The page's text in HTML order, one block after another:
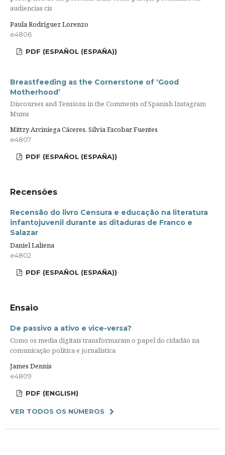
audiencias cis
Paula Rodríguez Lorenzo
e4806
PDF (ESPAÑOL (ESPAÑA))
Breastfeeding as the Cornerstone of ‘Good
Motherhood’
Discourses and Tensions in the Comments of Spanish Instagram
Mums
Mittzy Arciniega Cáceres, Silvia Escobar Fuentes
e4807
PDF (ESPAÑOL (ESPAÑA))
Recensões
Recensão do livro Censura e educação na literatura
infantojuvenil durante as ditaduras de Franco e
Salazar
Daniel Laliena
e4802
PDF (ESPAÑOL (ESPAÑA))
Ensaio
De passivo a ativo e vice-versa?
Como os media digitais transformaram o papel do cidadão na
comunicação política e jornalística
James Dennis
e4809
PDF (ENGLISH)
VER TODOS OS NÚMEROS